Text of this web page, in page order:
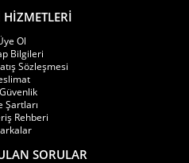
HİZMETLERİ
Ol
Bilgileri
Sözleşmesi
Şartları
Rehberi
SORULAR